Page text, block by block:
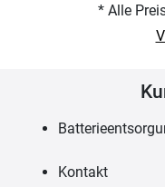
* Alle
Kontakt